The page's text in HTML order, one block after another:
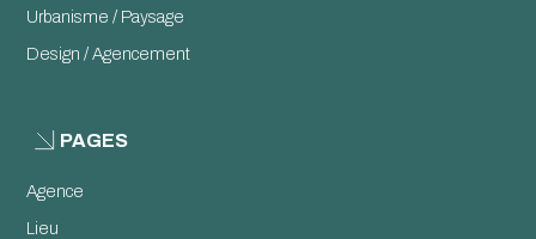
Urbanisme / Paysage
Design / Agencement
PAGES
Agence
Lieu